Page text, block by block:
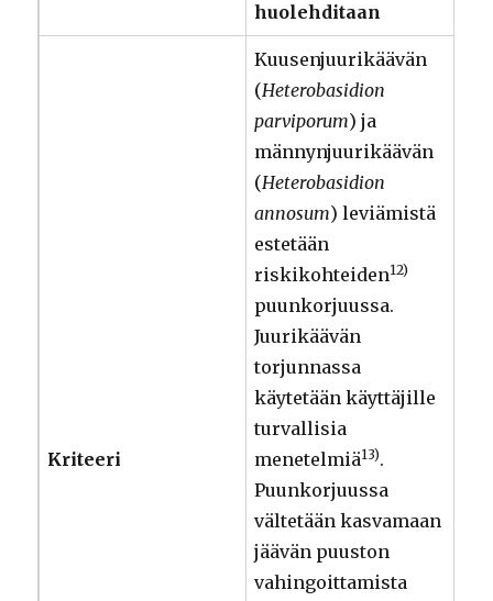
huolehditaan
Kriteeri
Kuusenjuurikäävän
(Heterobasidion
parviporum) ja
männynjuurikäävän
(Heterobasidion
annosum) leviämistä
estetään
riskikohteiden12)
puunkorjuussa.
Juurikäävän
torjunnassa
käytetään käyttäjille
turvallisia
menetelmiä13).
Puunkorjuussa
vältetään kasvamaan
jäävän puuston
vahingoittamista